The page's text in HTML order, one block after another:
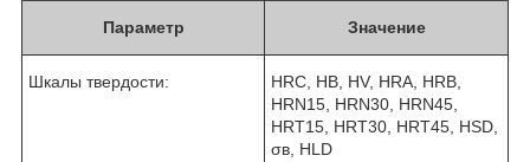
Параметр Значение
Шкалы твердости:
HRC, HB, HV, HRA, HRB,
HRN15, HRN30, HRN45,
HRT15, HRT30, HRT45, HSD,
σв, HLD